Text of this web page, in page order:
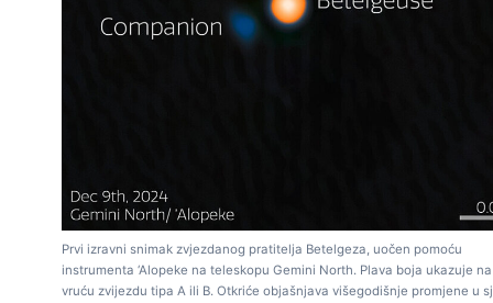
Prvi izravni snimak zvjezdanog pratitelja Betelgeza, uočen pomoću
instrumenta ‘Alopeke na teleskopu Gemini North. Plava boja ukazuje na
vruću zvijezdu tipa A ili B. Otkriće objašnjava višegodišnje promjene u